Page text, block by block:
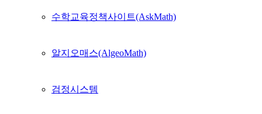
수학교육정책사이트(AskMath)
알지오매스(AlgeoMath)
검정시스템